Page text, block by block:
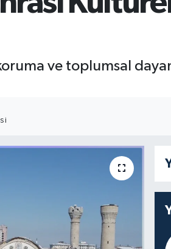
BİST100
13.773
-19
ve toplumsal